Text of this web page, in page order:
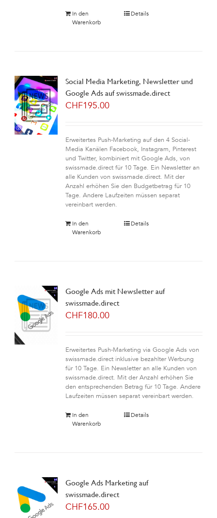
In den
Warenkorb
Details
Social Media Marketing, Newsletter und
Google Ads auf swissmade.direct
CHF195.00
Erweitertes Push-Marketing auf den 4 Social-
Media Kanälen Facebook, Instagram, Pinterest
und Twitter, kombiniert mit Google Ads, von
swissmade.direct für 10 Tage. Ein Newsletter an
alle Kunden von swissmade.direct. Mit der
Anzahl erhöhen Sie den Budgetbetrag für 10
Tage. Andere Laufzeiten müssen separat
vereinbart werden.
In den
Warenkorb
Details
Google Ads mit Newsletter auf
swissmade.direct
CHF180.00
Erweitertes Push-Marketing via Google Ads von
swissmade.direct inklusive bezahlter Werbung
für 10 Tage. Ein Newsletter an alle Kunden von
swissmade.direct. Mit der Anzahl erhöhen Sie
den entsprechenden Betrag für 10 Tage. Andere
Laufzeiten müssen separat vereinbart werden.
In den
Warenkorb
Details
Google Ads Marketing auf
swissmade.direct
CHF165.00